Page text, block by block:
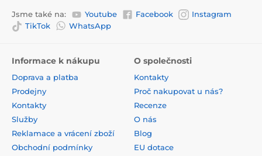
Jsme také na: Youtube Facebook
Instagram
TikTok
WhatsApp
Informace k nákupu
Doprava a platba
Prodejny
Kontakty
Služby
Reklamace a vrácení zboží
Obchodní podmínky
O společnosti
Kontakty
Proč nakupovat u nás?
Recenze
O nás
Blog
EU dotace